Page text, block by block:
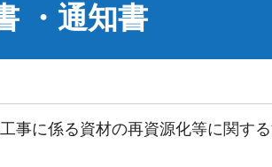
・通知書
事に係る資材の再資源化等に関す